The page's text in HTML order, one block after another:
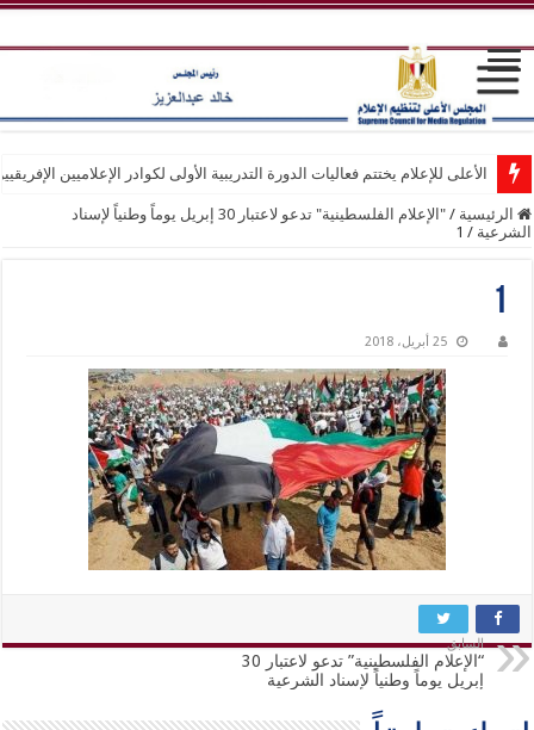
الأعلى للإعلام يختتم فعاليات الدورة التدريبية الأولى لكوادر الإعلاميين
الرئيسية /
"الإعلام الفلسطينية" تدعو لاعتبار 30 إبريل يوماً وطنياً لإسناد
الشرعية /
1
1
25 أبريل، 2018
السابق
“الإعلام الفلسطينية” تدعو لاعتبار 30
إبريل يوماً وطنياً لإسناد الشرعية